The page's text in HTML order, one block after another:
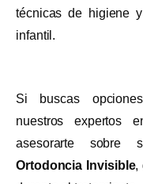
técnicas de higiene
infantil.
Si buscas
nuestros expertos
asesorarte sobre
Ortodoncia Invisible,